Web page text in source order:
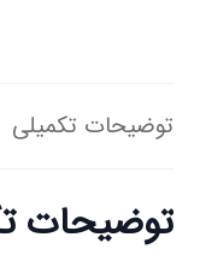
توضیحات تکمیلی
توضیحات